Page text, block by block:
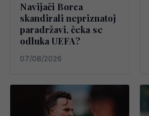
Navijači Borca
skandirali nepriznatoj
paradržavi, čeka se
odluka UEFA?
07/08/2026